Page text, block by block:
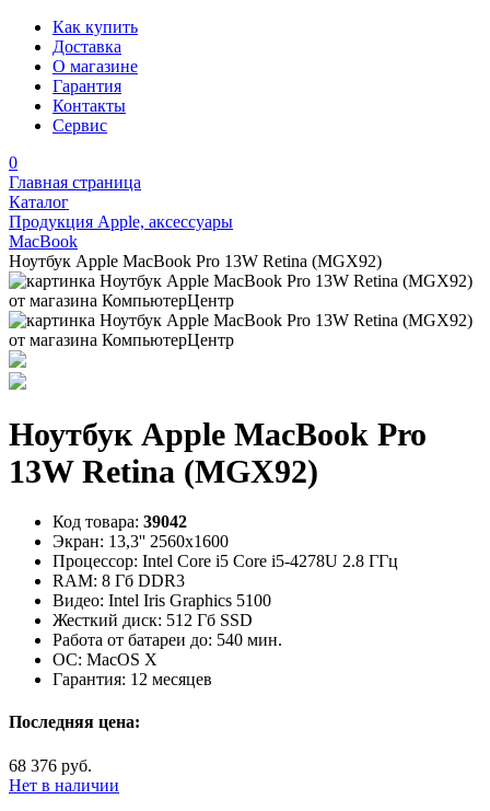
Как купить
Доставка
О магазине
Гарантия
Контакты
Сервис
0
Главная страница
Каталог
Продукция Apple, аксессуары
MacBook
Ноутбук Apple MacBook Pro 13W Retina (MGX92)
Ноутбук Apple MacBook Pro
13W Retina (MGX92)
Код товара: 39042
Экран: 13,3'' 2560x1600
Процессор: Intel Core i5 Core i5-4278U 2.8 ГГц
RAM: 8 Гб DDR3
Видео: Intel Iris Graphics 5100
Жесткий диск: 512 Гб SSD
Работа от батареи до: 540 мин.
ОС: MacOS X
Гарантия: 12 месяцев
Последняя цена:
68 376 руб.
Нет в наличии